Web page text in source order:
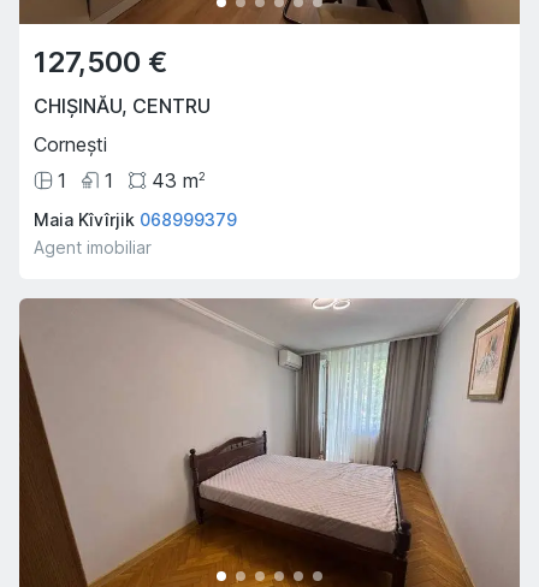
127,500 €
CHIȘINĂU, CENTRU
Cornești
1
1 43 m2
Maia Kîvîrjik 068999379
Agent imobiliar